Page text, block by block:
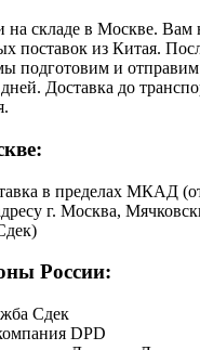
на складе в Москве.
поставок из Китая.
подготовим и отправим
Доставка до
в пределах МКАД
г. Москва,
России:
Сдек
DPD